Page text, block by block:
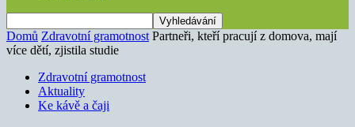
Domů Zdravotní gramotnost Partneři, kteří pracují z domova, mají
více dětí, zjistila studie
Zdravotní gramotnost
Aktuality
Ke kávě a čaji